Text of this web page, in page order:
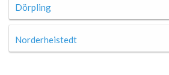
Dörpling
Norderheistedt